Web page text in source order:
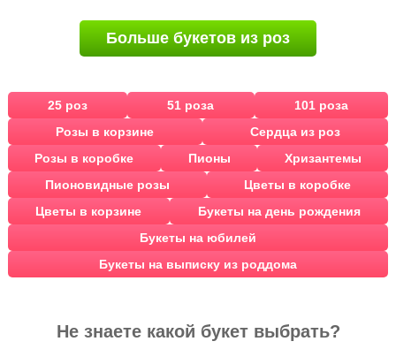
Больше букетов из роз
25 роз 51 роза
101 роза
Розы в корзине
Сердца из роз
Розы в коробке
Пионы
Хризантемы
Пионовидные розы
Цветы в коробке
Цветы в корзине
Букеты на день рождения
Букеты на юбилей
Букеты на выписку из роддома
Не знаете какой букет выбрать?